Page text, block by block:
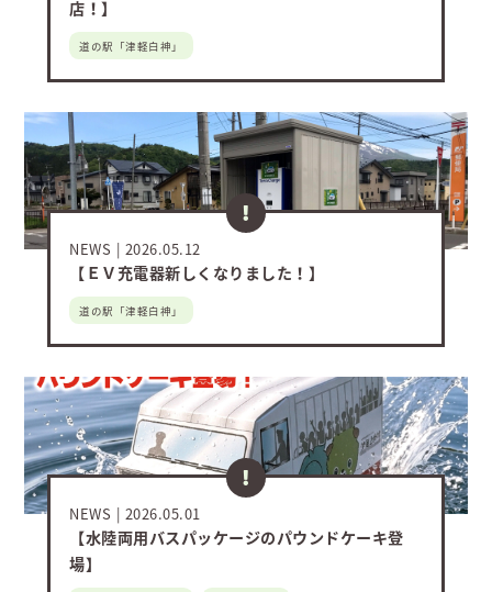
店！】
道の駅「津軽白神」
NEWS 2026.05.12
【ＥＶ充電器新しくなりました！】
道の駅「津軽白神」
NEWS 2026.05.01
【水陸両用バスパッケージのパウンドケーキ登
場】